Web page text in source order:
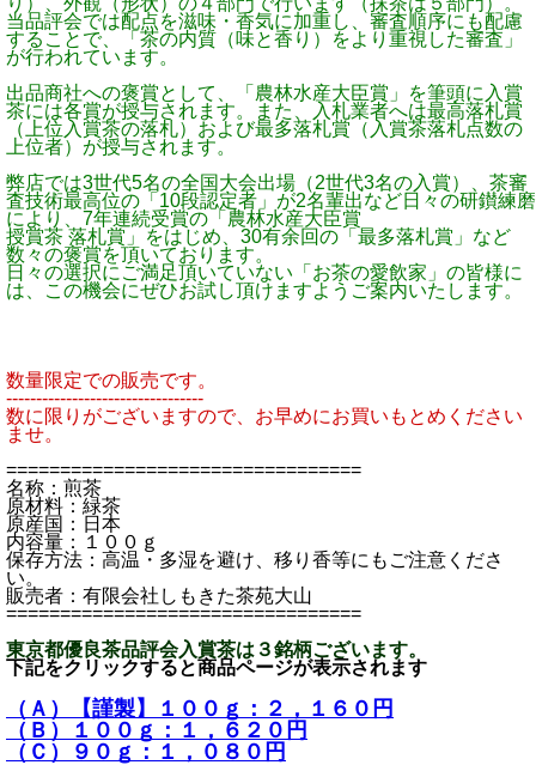
当品評会では配点を滋味・香気に加重し、審査順序にも配慮
することで、「茶の内質（味と香り）をより重視した審査」
が行われています。
出品商社への褒賞として、「農林水産大臣賞」を筆頭に入賞
茶には各賞が授与されます。また、入札業者へは最高落札賞
（上位入賞茶の落札）および最多落札賞（入賞茶落札点数の
上位者）が授与されます。
弊店では3世代5名の全国大会出場（2世代3名の入賞）、茶審
査技術最高位の「10段認定者」が2名輩出など日々の研鑚練磨
により、7年連続受賞の「農林水産大臣賞
授賞茶 落札賞」をはじめ、30有余回の「最多落札賞」など
数々の褒賞を頂いております。
日々の選択にご満足頂いていない「お茶の愛飲家」の皆様に
は、この機会にぜひお試し頂けますようご案内いたします。
数量限定での販売です。
---------------------------------
数に限りがございますので、お早めにお買いもとめください
ませ。
=================================
名称：煎茶
原材料：緑茶
原産国：日本
内容量：１００ｇ
保存方法：高温・多湿を避け、移り香等にもご注意くださ
い。
販売者：有限会社しもきた茶苑大山
=================================
東京都優良茶品評会入賞茶は３銘柄ございます。
下記をクリックすると商品ページが表示されます
（Ａ）【謹製】１００ｇ：２，１６０円
（Ｂ）１００ｇ：１，６２０円
（Ｃ）９０ｇ：１，０８０円